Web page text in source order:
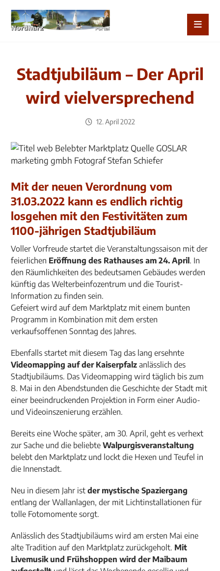
Stadtjubiläum – Der April
wird vielversprechend
12. April 2022
Mit der neuen Verordnung vom
31.03.2022 kann es endlich richtig
losgehen mit den Festivitäten zum
1100-jährigen Stadtjubiläum
Voller Vorfreude startet die Veranstaltungssaison mit der
feierlichen Eröffnung des Rathauses am 24. April . In
den Räumlichkeiten des bedeutsamen Gebäudes werden
künftig das Welterbeinfozentrum und die Tourist-
Information zu finden sein.
Gefeiert wird auf dem Marktplatz mit einem bunten
Programm in Kombination mit dem ersten
verkaufsoffenen Sonntag des Jahres.
Ebenfalls startet mit diesem Tag das lang ersehnte
Videomapping auf der Kaiserpfalz anlässlich des
Stadtjubiläums. Das Videomapping wird täglich bis zum
8. Mai in den Abendstunden die Geschichte der Stadt mit
einer beeindruckenden Projektion in Form einer Audio-
und Videoinszenierung erzählen.
Bereits eine Woche später, am 30. April, geht es verhext
zur Sache und die beliebteWalpurgisveranstaltung
belebt den Marktplatz und lockt die Hexen und Teufel in
die Innenstadt.
Neu in diesem Jahr istder mystische Spaziergang
entlang der Wallanlagen, der mit Lichtinstallationen für
tolle Fotomomente sorgt.
Anlässlich des Stadtjubiläums wird am ersten Mai eine
alte Tradition auf den Marktplatz zurückgeholt. Mit
Livemusik und Frühshoppen wird der Maibaum